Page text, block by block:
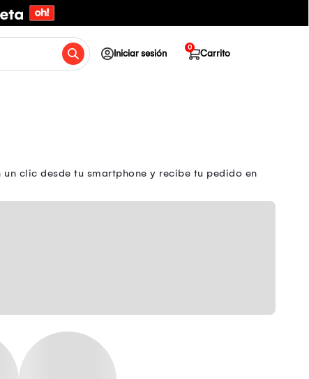
Iniciar sesión Carrito
0
clic desde tu smartphone y recibe tu pedido en